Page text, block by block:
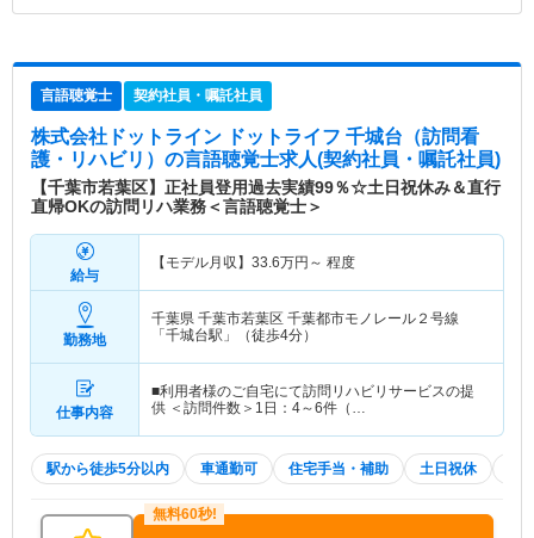
言語聴覚士 契約社員・嘱託社員
株式会社ドットライン ドットライフ 千城台（訪問看
護・リハビリ） の言語聴覚士求人(契約社員・嘱託社員)
【千葉市若葉区】正社員登用過去実績99％☆土日祝休み＆直行
直帰OKの訪問リハ業務＜言語聴覚士＞
給与
【モデル月収】 33.6万円～ 程度
勤務地
千葉県 千葉市若葉区 千葉都市モノレール２号線
「千城台駅」（徒歩4分）
仕事内容
■利用者様のご自宅にて訪問リハビリサービスの提
供 ＜訪問件数＞1日：4～6件（…
駅から徒歩5分以内 車通勤可 住宅手当・補助 土日祝休